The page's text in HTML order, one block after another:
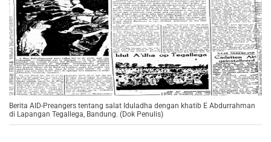
Berita AID-Preangers tentang salat Iduladha dengan khatib E Abdurrahman
di Lapangan Tegallega, Bandung. (Dok Penulis)